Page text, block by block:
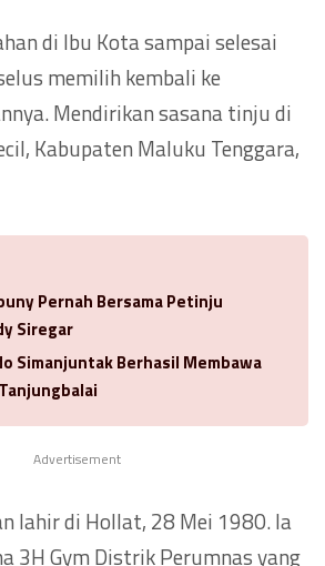
di Ibu Kota sampai selesai
memilih kembali ke
Mendirikan sasana tinju di
Kabupaten Maluku Tenggara,
Pernah Bersama Petinju
Siregar
Simanjuntak Berhasil Membawa
Advertisement
lahir di Hollat, 28 Mei 1980. Ia
3H Gym Distrik Perumnas yang